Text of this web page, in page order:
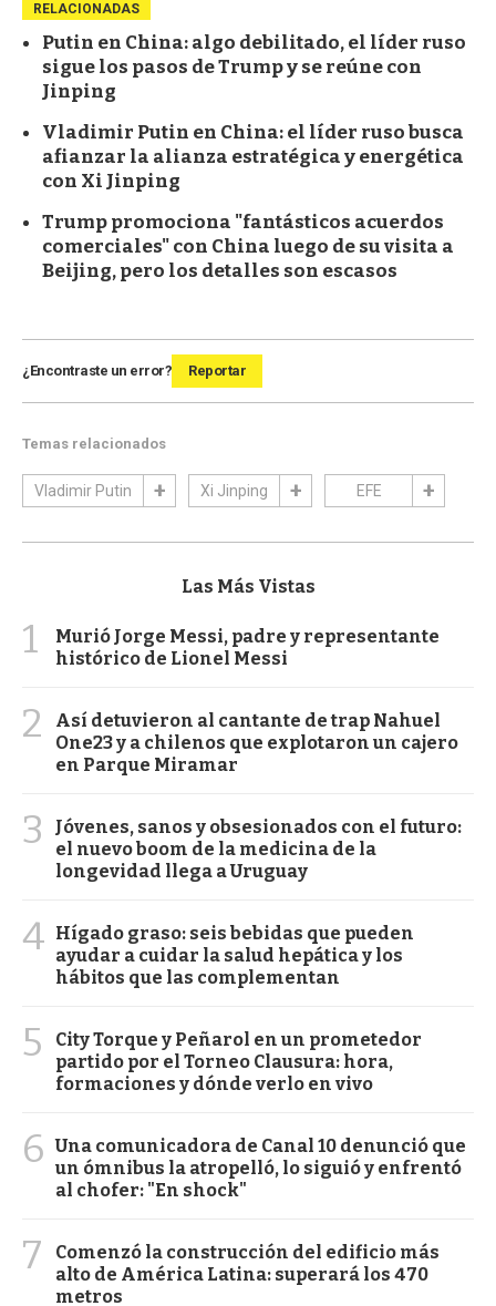
RELACIONADAS
Putin en China: algo debilitado, el líder ruso
sigue los pasos de Trump y se reúne con
Jinping
Vladimir Putin en China: el líder ruso busca
afianzar la alianza estratégica y energética
con Xi Jinping
Trump promociona "fantásticos acuerdos
comerciales" con China luego de su visita a
Beijing, pero los detalles son escasos
¿Encontraste un error? Reportar
Temas relacionados
Vladimir Putin Xi Jinping EFE
Las Más Vistas
1
Murió Jorge Messi, padre y representante
histórico de Lionel Messi
2
Así detuvieron al cantante de trap Nahuel
One23 y a chilenos que explotaron un cajero
en Parque Miramar
3
Jóvenes, sanos y obsesionados con el futuro:
el nuevo boom de la medicina de la
longevidad llega a Uruguay
4 Hígado graso: seis bebidas que pueden
ayudar a cuidar la salud hepática y los
hábitos que las complementan
5
City Torque y Peñarol en un prometedor
partido por el Torneo Clausura: hora,
formaciones y dónde verlo en vivo
6 Una comunicadora de Canal 10 denunció que
un ómnibus la atropelló, lo siguió y enfrentó
al chofer: "En shock"
7
Comenzó la construcción del edificio más
alto de América Latina: superará los 470
metros